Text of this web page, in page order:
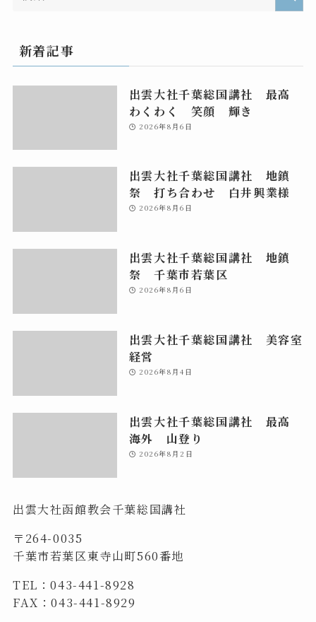
新着記事
出雲大社千葉総国講社 最高
わくわく 笑顔 輝き
2026年8月6日
出雲大社千葉総国講社 地鎮
祭 打ち合わせ 白井興業様
2026年8月6日
出雲大社千葉総国講社 地鎮
祭 千葉市若葉区
2026年8月6日
出雲大社千葉総国講社 美容室
経営
2026年8月4日
出雲大社千葉総国講社 最高
海外 山登り
2026年8月2日
出雲大社函館教会千葉総国講社
〒264-0035
千葉市若葉区東寺山町560番地
TEL：043-441-8928
FAX：043-441-8929